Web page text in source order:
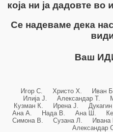
која ни ја дадовте во
Се надеваме дека
Ваш
Игор С. Христо Х. Иван
Илија Ј. Александар Т.
Кузман К. Ирена Ј.
Ана А. Нада В. Ана Ш.
Симона В. Сузана Л.